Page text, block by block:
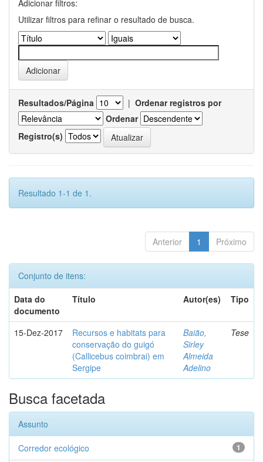
Adicionar filtros:
Utilizar filtros para refinar o resultado de busca.
Resultados/Página | Ordenar registros por
Ordenar
Registro(s)
Resultado 1-1 de 1.
Anterior 1 Próximo
Conjunto de itens:
Data do
documento
Título Autor(es) Tipo
15-Dez-2017
Recursos e habitats para
conservação do guigó
(Callicebus coimbrai) em
Sergipe
Baião,
Sirley
Almeida
Adelino
Tese
Busca facetada
Assunto
1
Corredor ecológico